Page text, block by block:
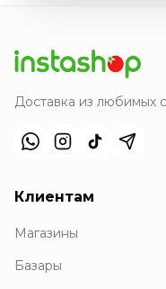
Доставка из любимых
Клиентам
Магазины
Базары